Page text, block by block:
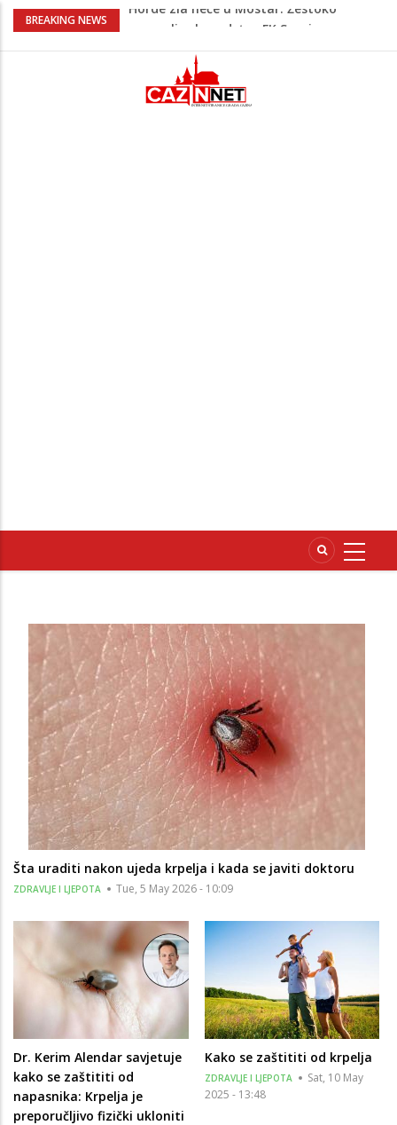
BREAKING NEWS
Na Ahiret preselila Rekić (Balić) Asima
prema kućama, dva helikoptera gase
NESLUŽBENO: U Bosanskoj Krupi jutros
Šta uraditi nakon ujeda krpelja i kada se javiti doktoru
ZDRAVLJE I LJEPOTA Tue, 5 May 2026 - 10:09
Dr. Kerim Alendar savjetuje
kako se zaštititi od
napasnika: Krpelja je
preporučljivo fizički ukloniti
Kako se zaštititi od krpelja
ZDRAVLJE I LJEPOTA
Sat, 10 May
2025 - 13:48